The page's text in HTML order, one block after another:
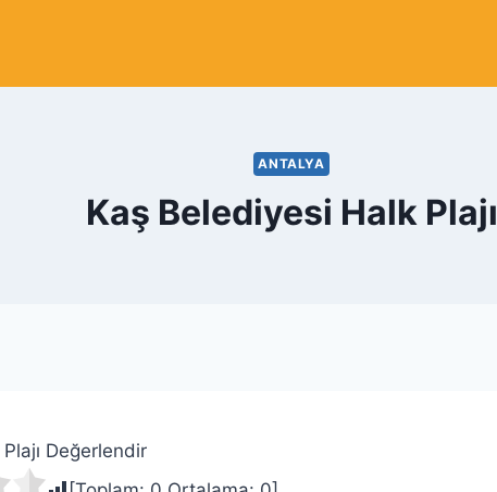
ANTALYA
Kaş Belediyesi Halk Plajı
Plajı Değerlendir